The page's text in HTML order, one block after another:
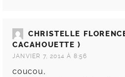
CHRISTELLE
CACAHOUETTE )
JANVIER 7, 2014 À 8:56
coucou,